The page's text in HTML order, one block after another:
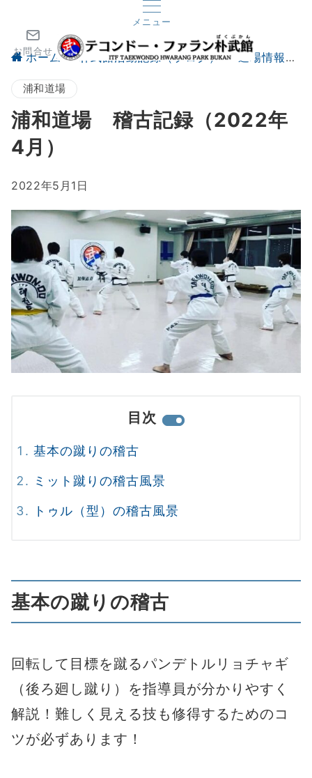
メニュー
お問合せ
ホーム 朴武館活動記録（ブログ） 道場情報
浦和道場
浦和道場 稽古記録（2022年
4月）
2022年5月1日
目次
基本の蹴りの稽古
ミット蹴りの稽古風景
トゥル（型）の稽古風景
基本の蹴りの稽古
回転して目標を蹴るパンデトルリョチャギ
（後ろ廻し蹴り）を指導員が分かりやすく
解説！難しく見える技も修得するためのコ
ツが必ずあります！